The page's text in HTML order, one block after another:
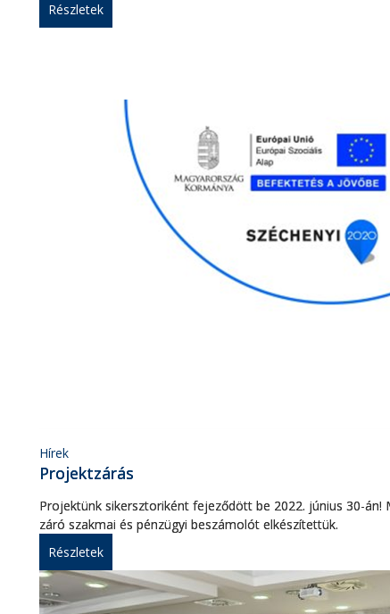
Részletek
Hírek
Projektzárás
Projektünk sikersztoriként fejeződött be 2022. június 30-
záró szakmai és pénzügyi beszámolót elkészítettük.
Részletek